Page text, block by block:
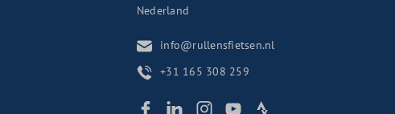
Nederland
info@rullensfietsen.nl
+31 165 308 259